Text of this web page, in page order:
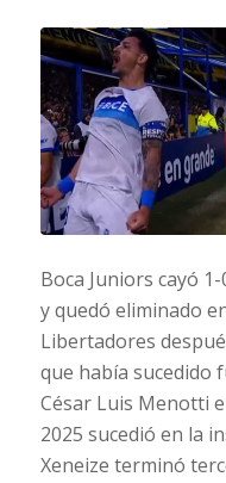
Boca Juniors cayó
y quedó eliminado
Libertadores
que había sucedido
César Luis Menotti
2025 sucedió en la
Xeneize terminó